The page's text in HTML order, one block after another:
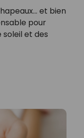
et bien
pour
et des